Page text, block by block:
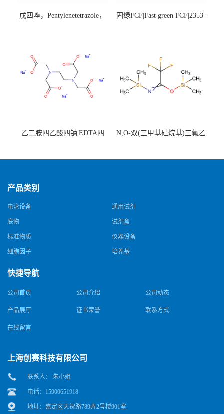
戊四唑，Pentylenetetrazole，
固绿FCF|Fast green FCF|2353-
乙二胺四乙酸四钠|EDTA四
N,O-双(三甲基硅烷基)三氟乙
产品类别
电泳设备 通用试剂
底物 试剂盒
标准物质 仪器设备
细胞因子 培养基
快捷导航
公司首页 公司介绍 公司动态
产品展厅 证书荣誉 联系方式
在线留言
上海创赛科技有限公司
联系人： 朱小姐
电话：15900651918
地址：嘉定区天祝路789弄2号楼901室